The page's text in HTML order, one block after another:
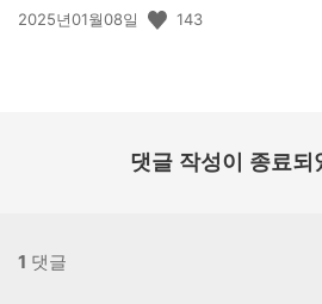
공
2025년01월08일 143
댓글 작성이 종료되
1 댓글